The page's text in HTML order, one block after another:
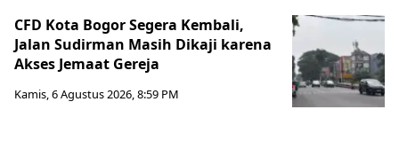
CFD Kota Bogor Segera Kembali,
Jalan Sudirman Masih Dikaji karena
Akses Jemaat Gereja
Kamis, 6 Agustus 2026, 8:59 PM